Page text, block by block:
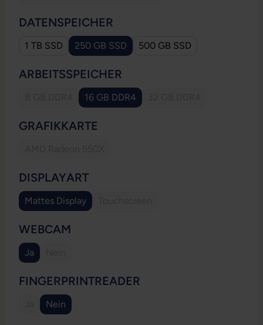
DATENSPEICHER
1 TB SSD 250 GB SSD 500 GB SSD
ARBEITSSPEICHER
(Diese Option ist zurzeit nicht verfügbar.)
16 GB DDR4
GRAFIKKARTE
DISPLAYARTAUSWÄHLEN
Mattes Display
WEBCAM
Ja
FINGERPRINTREADER
(Diese Option ist zurzeit nicht verfügbar.)
Nein